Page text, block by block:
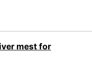
mest for